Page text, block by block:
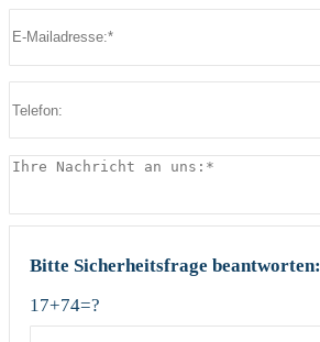
Bitte lasse dieses Feld leer.
Bitte Sicherheitsfrage beantworten:
17+74=?